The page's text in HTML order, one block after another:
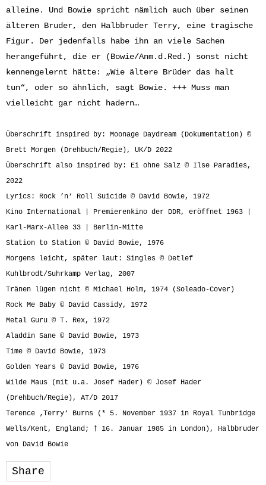
alleine. Und Bowie spricht nämlich auch über seinen
älteren Bruder, den Halbbruder Terry, eine tragische
Figur. Der jedenfalls habe ihn an viele Sachen
herangeführt, die er (Bowie/Anm.d.Red.) sonst nicht
kennengelernt hätte: „Wie ältere Brüder das halt
tun“, oder so ähnlich, sagt Bowie. +++ Muss man
vielleicht gar nicht hadern…
Überschrift inspired by: Moonage Daydream (Dokumentation) ©
Brett Morgen (Drehbuch/Regie), UK/D 2022
Überschrift also inspired by: Ei ohne Salz © Ilse Paradies,
2022
Lyrics: Rock ’n‘ Roll Suicide © David Bowie, 1972
Kino International | Premierenkino der DDR, eröffnet 1963 |
Karl-Marx-Allee 33 | Berlin-Mitte
Station to Station © David Bowie, 1976
Morgens leicht, später laut: Singles © Detlef
Kuhlbrodt/Suhrkamp Verlag, 2007
Tränen lügen nicht © Michael Holm, 1974 (Soleado-Cover)
Rock Me Baby © David Cassidy, 1972
Metal Guru © T. Rex, 1972
Aladdin Sane © David Bowie, 1973
Time © David Bowie, 1973
Golden Years © David Bowie, 1976
Wilde Maus (mit u.a. Josef Hader) © Josef Hader
(Drehbuch/Regie), AT/D 2017
Terence ‚Terry‘ Burns (* 5. November 1937 in Royal Tunbridge
Wells/Kent, England; † 16. Januar 1985 in London), Halbbruder
von David Bowie
Share